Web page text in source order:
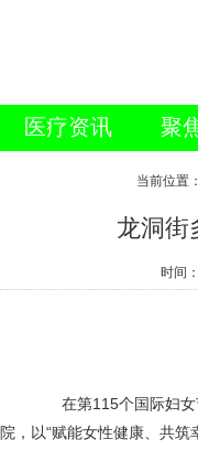
医疗资讯 聚
当前位置
龙洞街
时间：
在第115个国际妇女
院，以“赋能女性健康、共